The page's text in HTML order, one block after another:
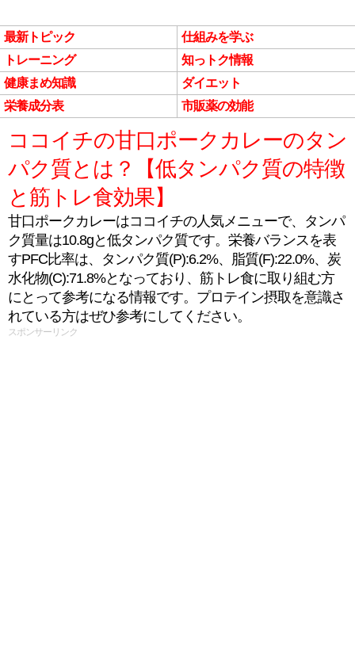
最新トピック
仕組みを学ぶ
トレーニング
知っトク情報
健康まめ知識
ダイエット
栄養成分表
市販薬の効能
ココイチの甘口ポークカレーのタン
パク質とは？【低タンパク質の特徴
と筋トレ食効果】
甘口ポークカレーはココイチの人気メニューで、タンパ
ク質量は10.8gと低タンパク質です。栄養バランスを表
すPFC比率は、タンパク質(P):6.2%、脂質(F):22.0%、炭
水化物(C):71.8%となっており、筋トレ食に取り組む方
にとって参考になる情報です。プロテイン摂取を意識さ
れている方はぜひ参考にしてください。
スポンサーリンク